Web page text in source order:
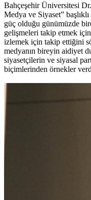
Bahçeşehir Üniversitesi
Medya ve Siyaset”
güç olduğu günümüzde
gelişmeleri takip etmek
izlemek için takip ettiğini
medyanın bireyin aidiyet
siyasetçilerin ve siyasal
biçimlerinden örnekler